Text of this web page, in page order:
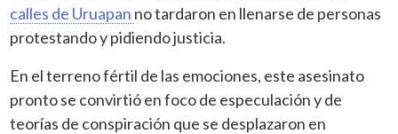
calles de Uruapan no tardaron en llenarse de personas
protestando y pidiendo justicia.
En el terreno fértil de las emociones, este asesinato
pronto se convirtió en foco de especulación y de
teorías de conspiración que se desplazaron en